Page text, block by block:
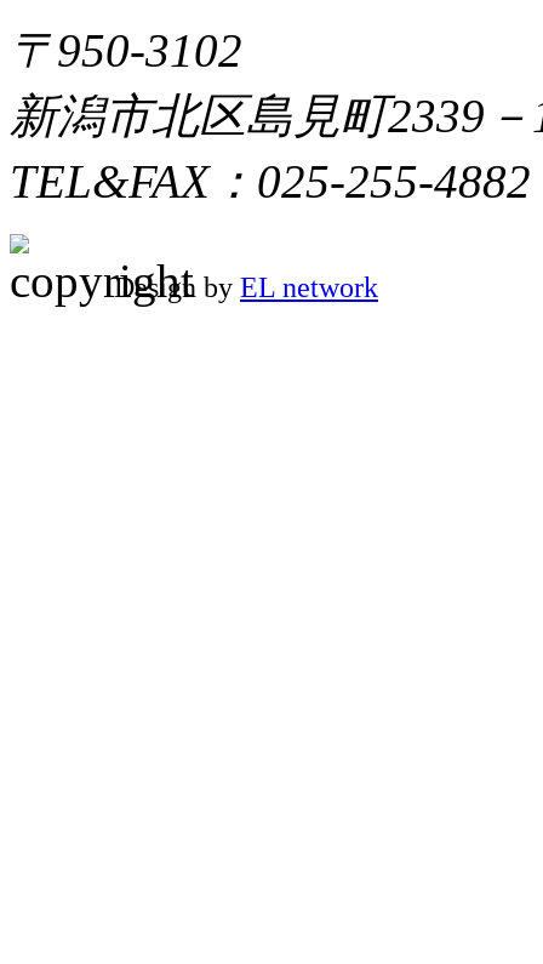
〒950-3102
新潟市北区島見町2339－
TEL&FAX：025-255-4882
Design by EL network